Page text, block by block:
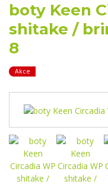
boty Keen
shitake /
8
Akce